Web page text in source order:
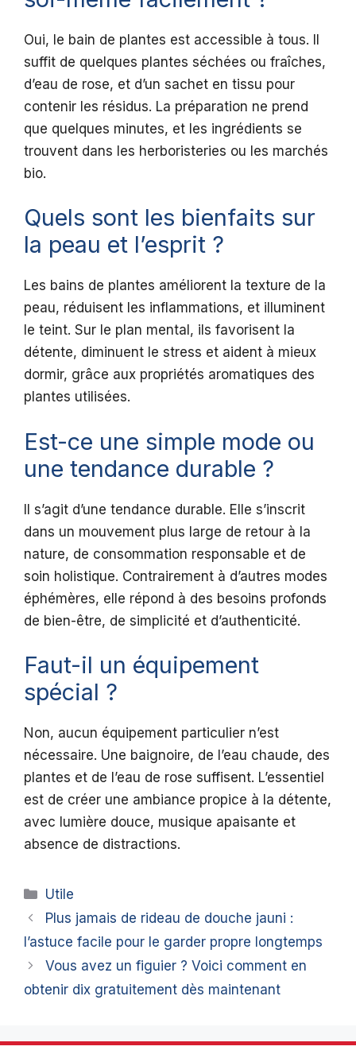
Oui, le bain de plantes est accessible à tous. Il
suffit de quelques plantes séchées ou fraîches,
d’eau de rose, et d’un sachet en tissu pour
contenir les résidus. La préparation ne prend
que quelques minutes, et les ingrédients se
trouvent dans les herboristeries ou les marchés
bio.
Quels sont les bienfaits sur
la peau et l’esprit ?
Les bains de plantes améliorent la texture de la
peau, réduisent les inflammations, et illuminent
le teint. Sur le plan mental, ils favorisent la
détente, diminuent le stress et aident à mieux
dormir, grâce aux propriétés aromatiques des
plantes utilisées.
Est-ce une simple mode ou
une tendance durable ?
Il s’agit d’une tendance durable. Elle s’inscrit
dans un mouvement plus large de retour à la
nature, de consommation responsable et de
soin holistique. Contrairement à d’autres modes
éphémères, elle répond à des besoins profonds
de bien-être, de simplicité et d’authenticité.
Faut-il un équipement
spécial ?
Non, aucun équipement particulier n’est
nécessaire. Une baignoire, de l’eau chaude, des
plantes et de l’eau de rose suffisent. L’essentiel
est de créer une ambiance propice à la détente,
avec lumière douce, musique apaisante et
absence de distractions.
Catégories
Utile
Plus jamais de rideau de douche jauni :
l’astuce facile pour le garder propre longtemps
Vous avez un figuier ? Voici comment en
obtenir dix gratuitement dès maintenant